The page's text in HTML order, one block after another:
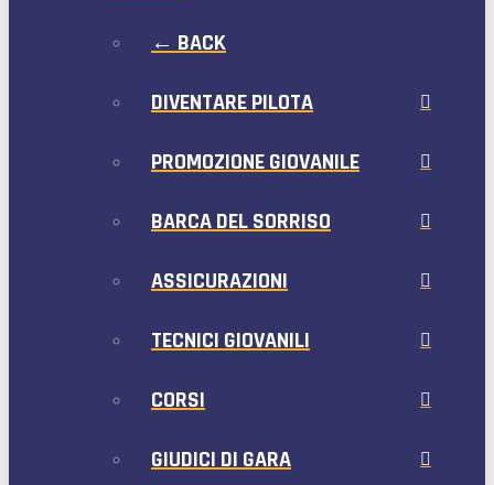
← BACK
DIVENTARE PILOTA
PROMOZIONE GIOVANILE
BARCA DEL SORRISO
ASSICURAZIONI
TECNICI GIOVANILI
CORSI
GIUDICI DI GARA